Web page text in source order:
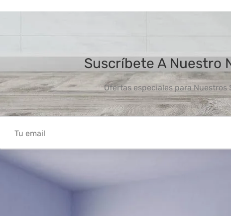
Suscríbete A Nuestro
Ofertas especiales para Nuestros